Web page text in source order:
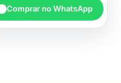
Comprar no WhatsApp